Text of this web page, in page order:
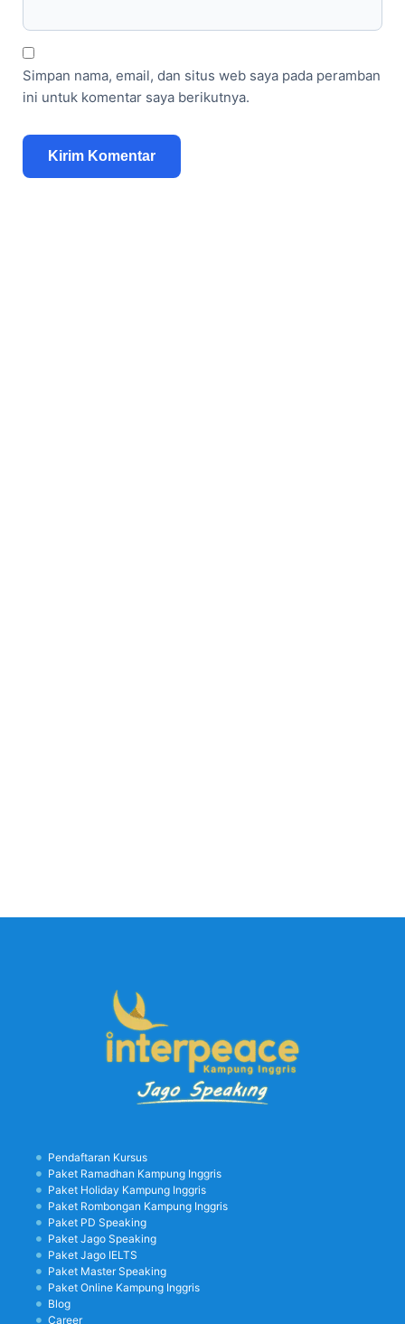
Simpan nama, email, dan situs web saya pada peramban
ini untuk komentar saya berikutnya.
Pendaftaran Kursus
Paket Ramadhan Kampung Inggris
Paket Holiday Kampung Inggris
Paket Rombongan Kampung Inggris
Paket PD Speaking
Paket Jago Speaking
Paket Jago IELTS
Paket Master Speaking
Paket Online Kampung Inggris
Blog
Career